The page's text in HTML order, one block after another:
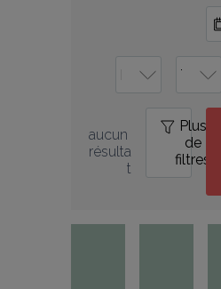
aucun
résulta
t
Plus
de
filtres